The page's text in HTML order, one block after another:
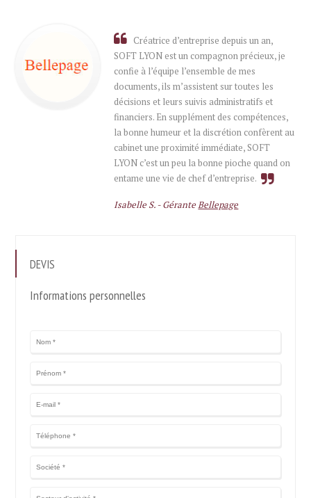
Créatrice d’entreprise depuis un an,
SOFT LYON est un compagnon précieux, je
confie à l’équipe l’ensemble de mes
documents, ils m’assistent sur toutes les
décisions et leurs suivis administratifs et
financiers. En supplément des compétences,
la bonne humeur et la discrétion confèrent au
cabinet une proximité immédiate, SOFT
LYON c’est un peu la bonne pioche quand on
entame une vie de chef d’entreprise.
Isabelle S. -GéranteBellepage
DEVIS
Informations personnelles